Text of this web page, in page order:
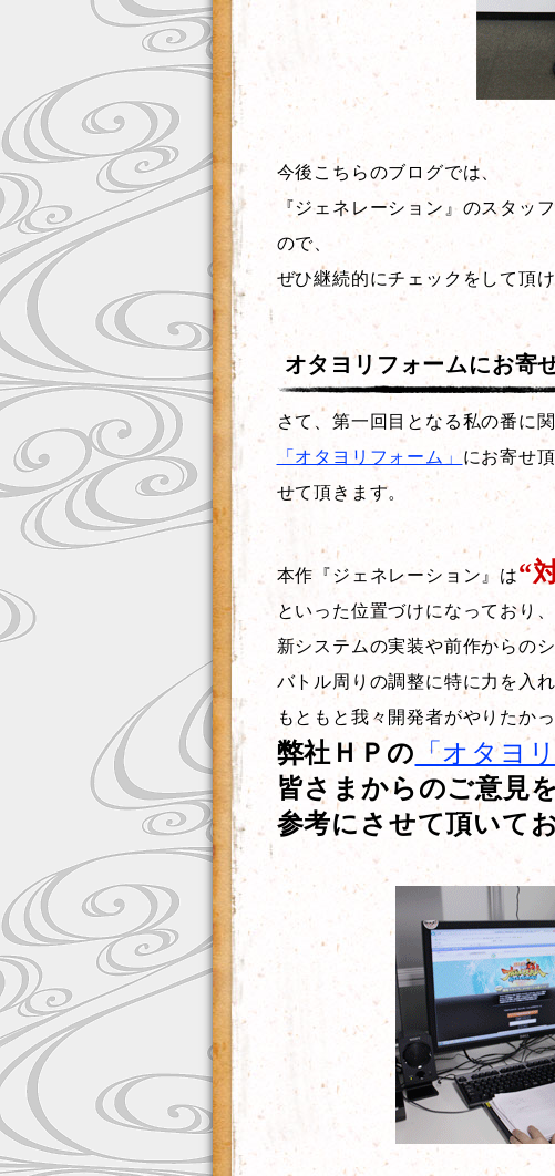
今後こちらのブログでは、
『ジェネレーション』のスタッ
ので、
ぜひ継続的にチェックをして頂
オタヨリフォームにお寄
さて、第一回目となる私の番に関
「オタヨリフォーム」 にお寄せ
せて頂きます。
本作『ジェネレーション』は“
といった位置づけになっており、
新システムの実装や前作からの
バトル周りの調整に特に力を入れ
もともと我々開発者がやりたか
弊社ＨＰの 「オタヨ
皆さまからのご意見
参考にさせて頂いて